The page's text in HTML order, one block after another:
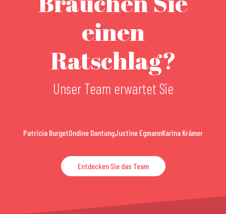
einen
Ratschlag?
Unser Team erwartet Sie
Patricia BurgetOndine DantungJustine EgmannKarina Krämer
Entdecken Sie das Team